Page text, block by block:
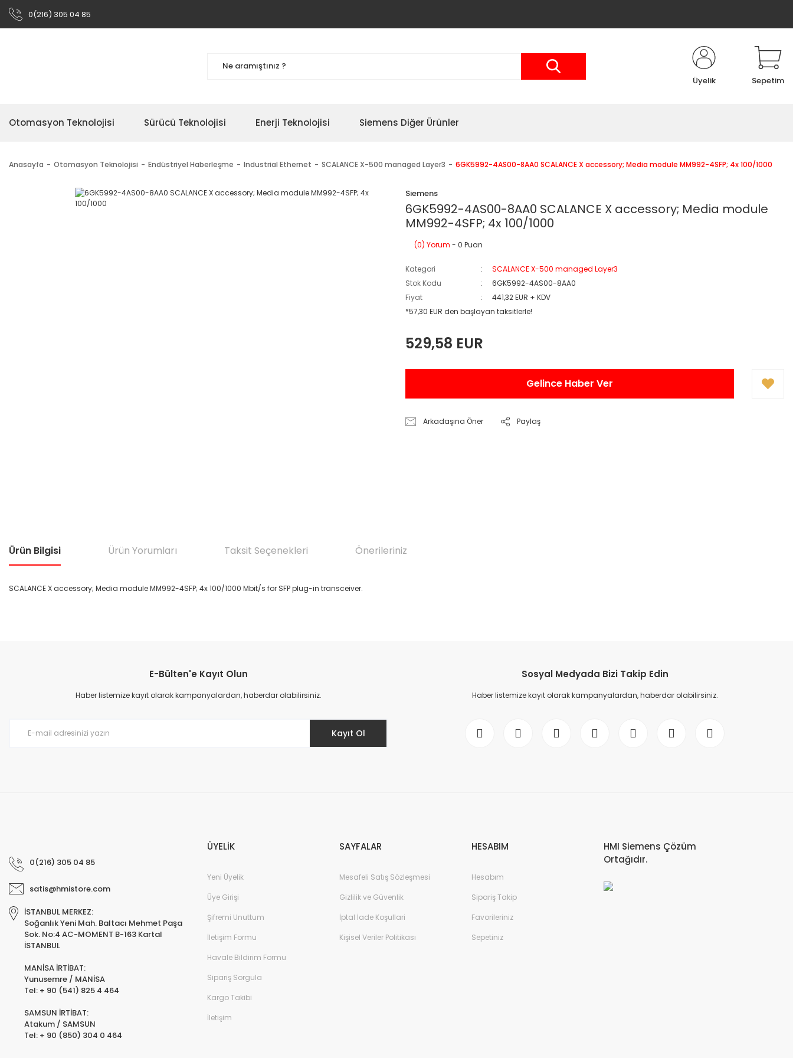
0(216) 305 04 85
Üyelik Sepetim
Otomasyon Teknolojisi Sürücü Teknolojisi Enerji Teknolojisi Siemens Diğer Ürünler
Anasayfa Otomasyon Teknolojisi Endüstriyel Haberleşme Industrial Ethernet SCALANCE X-500 managed Layer3 6GK5992-4AS00-8AA0 SCALANCE X accessory; Media module MM992-4SFP; 4x 100/1000
Siemens
6GK5992-4AS00-8AA0 SCALANCE X accessory; Media module
MM992-4SFP; 4x 100/1000
(0) Yorum - 0 Puan
Kategori
SCALANCE X-500 managed Layer3
Stok Kodu
6GK5992-4AS00-8AA0
Fiyat
441,32 EUR + KDV
*57,30 EUR den başlayan taksitlerle!
529,58 EUR
Gelince Haber Ver
Arkadaşına Öner Paylaş
Ürün Bilgisi Ürün Yorumları Taksit Seçenekleri Önerileriniz
SCALANCE X accessory; Media module MM992-4SFP; 4x 100/1000 Mbit/s for SFP plug-in transceiver.
Ürün resmi kalitesiz, bozuk veya görüntülenemiyor.
Ürün açıklamasında eksik bilgiler bulunuyor.
E-Bülten'e Kayıt Olun
Haber listemize kayıt olarak kampanyalardan, haberdar olabilirsiniz.
Kayıt Ol
Sosyal Medyada Bizi Takip Edin
Haber listemize kayıt olarak kampanyalardan, haberdar olabilirsiniz.
0(216) 305 04 85
satis@hmistore.com
İSTANBUL MERKEZ:
Soğanlık Yeni Mah. Baltacı Mehmet Paşa
Sok. No:4 AC-MOMENT B-163 Kartal
İSTANBUL
MANİSA İRTİBAT:
Yunusemre / MANİSA
Tel: + 90 (541) 825 4 464
SAMSUN İRTİBAT:
Atakum / SAMSUN
Tel: + 90 (850) 304 0 464
ÜYELİK
Yeni Üyelik
Üye Girişi
Şifremi Unuttum
İletişim Formu
Havale Bildirim Formu
Sipariş Sorgula
Kargo Takibi
İletişim
SAYFALAR
Mesafeli Satış Sözleşmesi
Gizlilik ve Güvenlik
İptal İade Koşullari
Kişisel Veriler Politikası
HESABIM
Hesabım
Sipariş Takip
Favorileriniz
Sepetiniz
HMI Siemens Çözüm
Ortağıdır.